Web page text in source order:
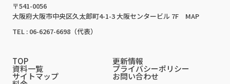
〒541-0056
大阪府大阪市中央区久太郎町4-1-3 大阪センタービル 7F
MAP
TEL : 06-6267-6698（代表）
TOP 更新情報
資料一覧 プライバシーポリシー
サイトマップ お問い合わせ